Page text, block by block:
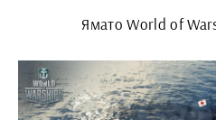
Ямато World of